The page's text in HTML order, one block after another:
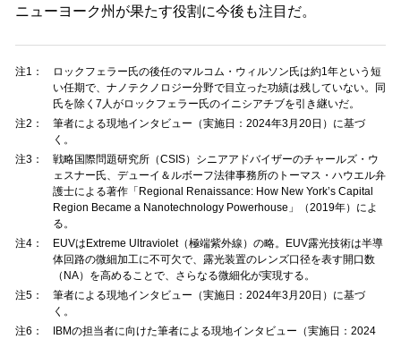
ニューヨーク州が果たす役割に今後も注目だ。
注1：
ロックフェラー氏の後任のマルコム・ウィルソン氏は約1年という短
い任期で、ナノテクノロジー分野で目立った功績は残していない。同
氏を除く7人がロックフェラー氏のイニシアチブを引き継いだ。
注2：
筆者による現地インタビュー（実施日：2024年3月20日）に基づ
く。
注3：
戦略国際問題研究所（CSIS）シニアアドバイザーのチャールズ・ウ
ェスナー氏、デューイ＆ルボーフ法律事務所のトーマス・ハウエル弁
護士による著作「Regional Renaissance: How New York’s Capital
Region Became a Nanotechnology Powerhouse」（2019年）によ
る。
注4：
EUVはExtreme Ultraviolet（極端紫外線）の略。EUV露光技術は半導
体回路の微細加工に不可欠で、露光装置のレンズ口径を表す開口数
（NA）を高めることで、さらなる微細化が実現する。
注5：
筆者による現地インタビュー（実施日：2024年3月20日）に基づ
く。
注6：
IBMの担当者に向けた筆者による現地インタビュー（実施日：2024